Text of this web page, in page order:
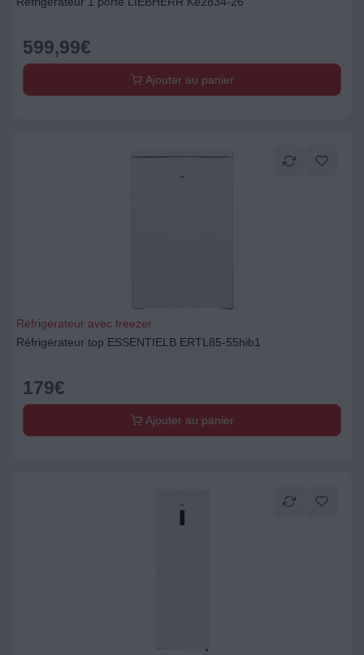
599,99€
Ajouter au panier
Réfrigérateur avec freezer
Réfrigérateur top ESSENTIELB ERTL85-55hib1
179€
Ajouter au panier